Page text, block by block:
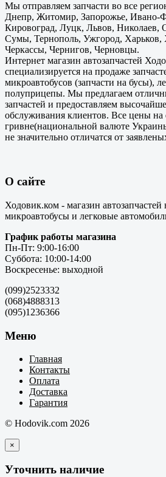
Мы отправляем запчасти во все
Днепр, Житомир, Запорожье, Ивано-
Кировоград, Луцк, Львов, Николаев,
Сумы, Тернополь, Ужгород,
Черкассы, Чернигов, Черновцы.
Интернет магазин автозапчастей
специализируется на продаже
микроавтобусов (запчасти на бусы),
полуприцепы. Мы предлагаем
запчастей и предоставляем
обслуживания клиентов. Все цены на
гривне(национальной валюте
не значительно отличатся от
О сайте
Ходовик.ком - магазин автозапчастей
микроавтобусы и легковые
График работы магазина
Пн-Пт: 9:00-16:00
Суббота: 10:00-14:00
Воскресенье: выходной
(099)2523332
(068)4888313
(095)1236366
Меню
Главная
Контакты
Оплата
Доставка
Гарантия
© Hodovik.com 2026
×
Уточнить наличие